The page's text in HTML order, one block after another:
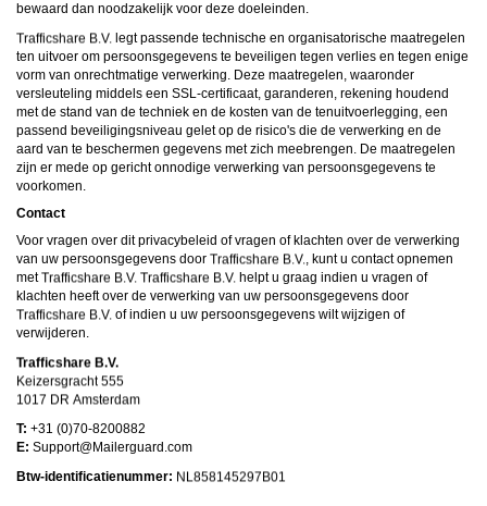
bewaard dan noodzakelijk voor deze doeleinden.
legt passende technische en organisatorische maatregelen
ten uitvoer om persoonsgegevens te beveiligen tegen verlies en tegen enige
vorm van onrechtmatige verwerking. Deze maatregelen, waaronder
versleuteling middels een SSL-certificaat, garanderen, rekening houdend
met de stand van de techniek en de kosten van de tenuitvoerlegging, een
passend beveiligingsniveau gelet op de risico's die de verwerking en de
aard van te beschermen gegevens met zich meebrengen. De maatregelen
zijn er mede op gericht onnodige verwerking van persoonsgegevens te
voorkomen.
Contact
Voor vragen over dit privacybeleid of vragen of klachten over de verwerking
van uw persoonsgegevens door
, kunt u contact opnemen
met
helpt u graag indien u vragen of
klachten heeft over de verwerking van uw persoonsgegevens door
of indien u uw persoonsgegevens wilt wijzigen of
verwijderen.
T: +31 (0)70-8200882
E: moc.draugreliaM@troppuS
Btw-identificatienummer: